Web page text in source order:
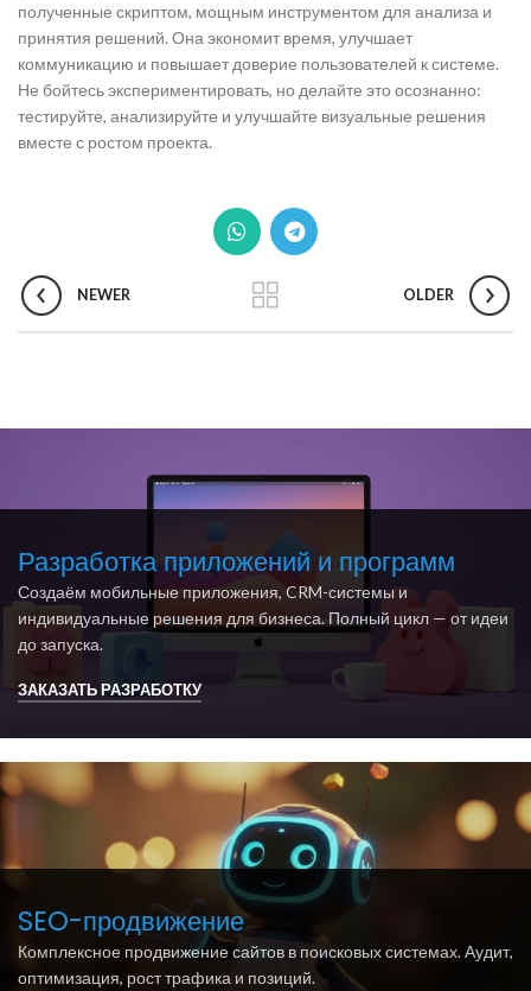
полученные скриптом, мощным инструментом для анализа и
принятия решений. Она экономит время, улучшает
коммуникацию и повышает доверие пользователей к системе.
Не бойтесь экспериментировать, но делайте это осознанно:
тестируйте, анализируйте и улучшайте визуальные решения
вместе с ростом проекта.
NEWER OLDER
Разработка приложений и программ
Создаём мобильные приложения, CRM-системы и
индивидуальные решения для бизнеса. Полный цикл — от идеи
до запуска.
ЗАКАЗАТЬ РАЗРАБОТКУ
SEO-продвижение
Комплексное продвижение сайтов в поисковых системах. Аудит,
оптимизация, рост трафика и позиций.